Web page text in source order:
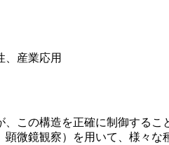
、産業応用
この構造を正確に制御するこ
微鏡観察）を用いて、様々な